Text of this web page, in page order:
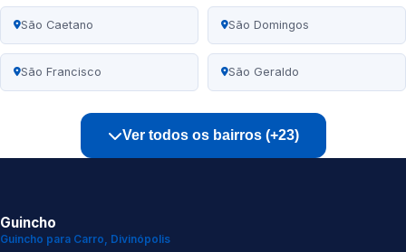
São Caetano São Domingos
São Francisco São Geraldo
Ver todos os bairros (+23)
Guincho
Guincho para Carro, Divinópolis